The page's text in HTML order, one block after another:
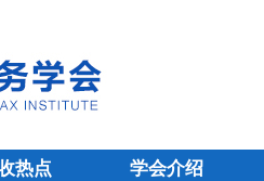
热点 学会介绍